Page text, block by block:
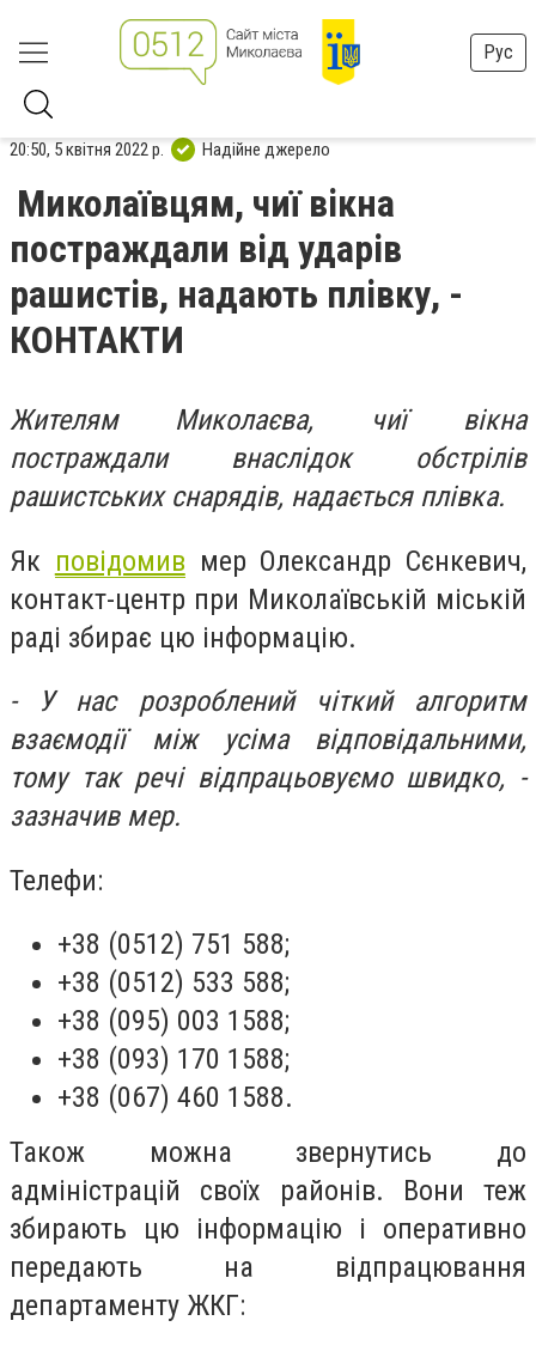
Рус
20:50, 5 квітня 2022 р. Надійне джерело
Миколаївцям, чиї вікна
постраждали від ударів
рашистів, надають плівку, -
КОНТАКТИ
Жителям Миколаєва, чиї вікна
постраждали внаслідок обстрілів
рашистських снарядів, надається плівка.
Як повідомив мер Олександр Сєнкевич,
контакт-центр при Миколаївській міській
раді збирає цю інформацію.
- У нас розроблений чіткий алгоритм
взаємодії між усіма відповідальними,
тому так речі відпрацьовуємо швидко, -
зазначив мер.
Телефи:
+38 (0512) 751 588;
+38 (0512) 533 588;
+38 (095) 003 1588;
+38 (093) 170 1588;
+38 (067) 460 1588.
Також можна звернутись до
адміністрацій своїх районів. Вони теж
збирають цю інформацію і оперативно
передають на відпрацювання
департаменту ЖКГ: